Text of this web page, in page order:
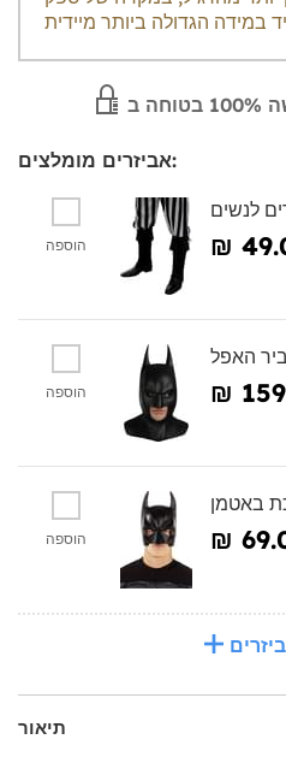
אביזרים מומלצים:
הוספה
לנשים
₪‎
הוספה
האפל
₪‎
הוספה
באטמן
₪‎
תיאור